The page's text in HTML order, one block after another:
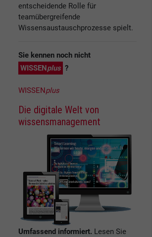
entscheidende Rolle für
teamübergreifende
Wissensaustauschprozesse spielt.
Sie kennen noch nicht
WISSENplus ?
WISSENplus
Die digitale Welt von
wissensmanagement
Umfassend informiert. Lesen Sie